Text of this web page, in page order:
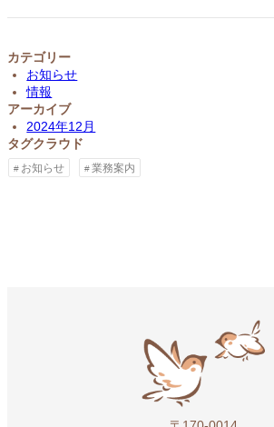
カテゴリー
お知らせ
情報
アーカイブ
2024年12月
タグクラウド
お知らせ 業務案内